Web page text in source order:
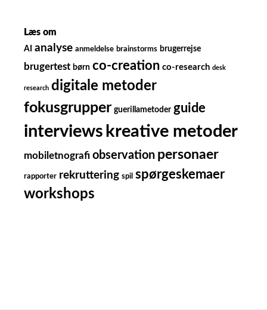
Læs om
AI analyse anmeldelse brainstorms brugerrejse
brugertest børn co-creation co-research desk
research digitale metoder
fokusgrupper guerillametoder guide
interviews kreative metoder
mobiletnografi observation personaer
rapporter rekruttering spil spørgeskemaer
workshops